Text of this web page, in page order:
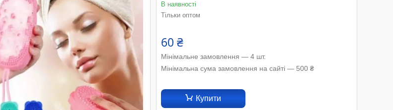
В наявності
Тільки оптом
60 ₴
Мінімальне замовлення — 4 шт.
Мінімальна сума замовлення на сайті — 500 ₴
Купити